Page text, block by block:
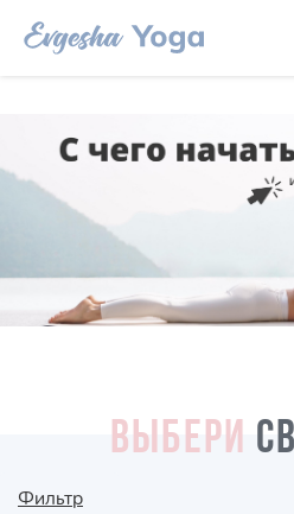
ВЫБЕРИ
Фильтр